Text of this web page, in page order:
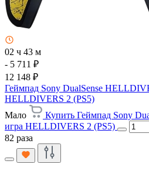
02 ч 43 м
- 5 711 ₽
12 148 ₽
Геймпад Sony DualSense
HELLDIVERS 2 (PS5)
Мало
Купить Геймпад Sony
игра HELLDIVERS 2 (PS5)
82 раза